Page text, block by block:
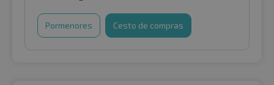
Pormenores Cesto de compras